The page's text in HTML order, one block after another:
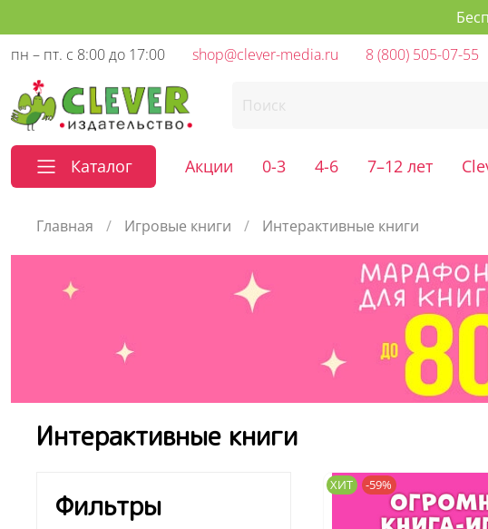
пн – пт. с 8:00 до 17:00
shop@clever-media.ru 8 (800) 505-07-55
Каталог Акции 0-3 4-6 7–12 лет
Главная Игровые книги Интерактивные книги
Интерактивные книги
ХИТ -59%
Фильтры